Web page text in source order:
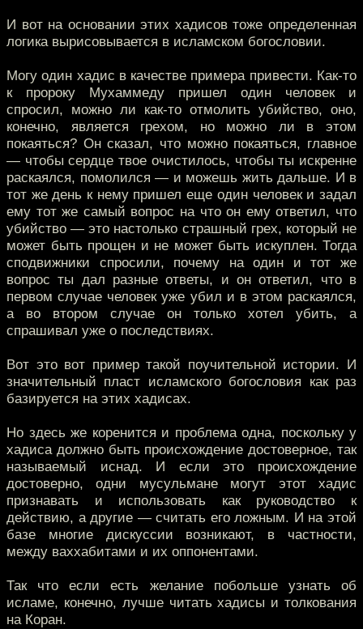
И вот на основании этих хадисов тоже определенная
логика вырисовывается в исламском богословии.
Могу один хадис в качестве примера привести. Как-то
к пророку Мухаммеду пришел один человек и
спросил, можно ли как-то отмолить убийство, оно,
конечно, является грехом, но можно ли в этом
покаяться? Он сказал, что можно покаяться, главное
— чтобы сердце твое очистилось, чтобы ты искренне
раскаялся, помолился — и можешь жить дальше. И в
тот же день к нему пришел еще один человек и задал
ему тот же самый вопрос на что он ему ответил, что
убийство — это настолько страшный грех, который не
может быть прощен и не может быть искуплен. Тогда
сподвижники спросили, почему на один и тот же
вопрос ты дал разные ответы, и он ответил, что в
первом случае человек уже убил и в этом раскаялся,
а во втором случае он только хотел убить, а
спрашивал уже о последствиях.
Вот это вот пример такой поучительной истории. И
значительный пласт исламского богословия как раз
базируется на этих хадисах.
Но здесь же коренится и проблема одна, поскольку у
хадиса должно быть происхождение достоверное, так
называемый иснад. И если это происхождение
достоверно, одни мусульмане могут этот хадис
признавать и использовать как руководство к
действию, а другие — считать его ложным. И на этой
базе многие дискуссии возникают, в частности,
между ваххабитами и их оппонентами.
Так что если есть желание побольше узнать об
исламе, конечно, лучше читать хадисы и толкования
на Коран.